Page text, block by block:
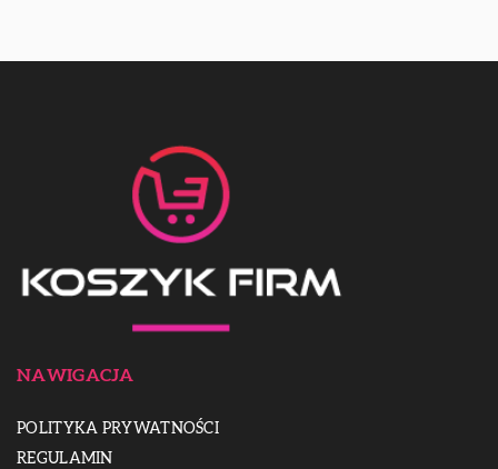
NAWIGACJA
POLITYKA PRYWATNOŚCI
REGULAMIN